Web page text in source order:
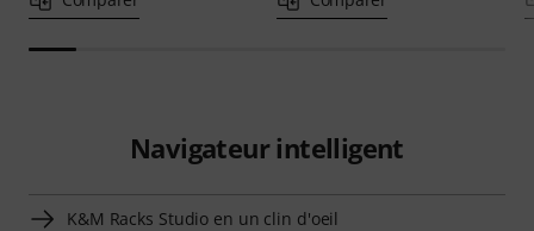
Navigateur intelligent
K&M Racks Studio en un clin d'oeil